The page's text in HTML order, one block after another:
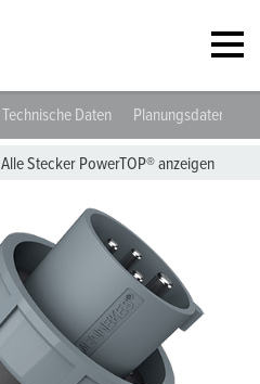
Technische Daten Planungsdaten &
Alle Stecker PowerTOP® anzeigen